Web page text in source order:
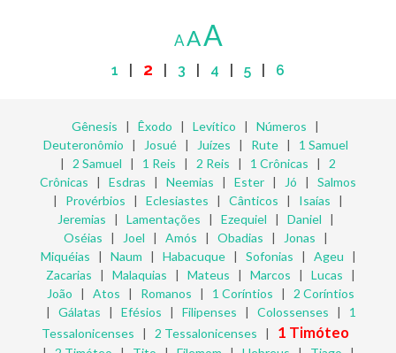
AAA
1 2 3 4 5 6
Gênesis | Êxodo | Levítico | Números |
Deuteronômio | Josué| Juízes | Rute| 1 Samuel
| 2 Samuel | 1 Reis | 2 Reis | 1 Crônicas | 2
Crônicas | Esdras | Neemias | Ester | Jó | Salmos
| Provérbios | Eclesiastes | Cânticos | Isaías |
Jeremias | Lamentações | Ezequiel | Daniel |
Oséias | Joel | Amós | Obadias | Jonas |
Miquéias | Naum | Habacuque| Sofonias | Ageu |
Zacarias | Malaquias | Mateus | Marcos | Lucas |
João | Atos | Romanos | 1 Coríntios | 2 Coríntios
| Gálatas | Efésios | Filipenses | Colossenses | 1
Tessalonicenses | 2 Tessalonicenses | 1 Timóteo